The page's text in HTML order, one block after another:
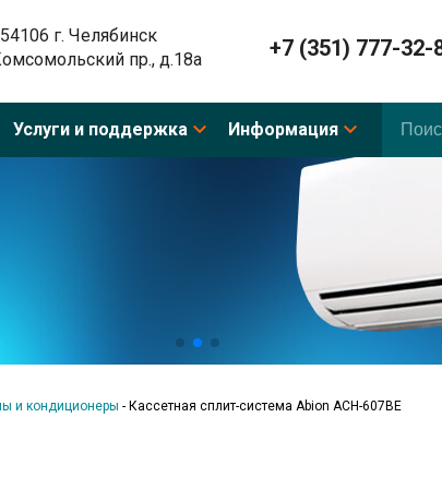
г. Челябинск
пр., д.18а
+7 (351) 777-32-
Услуги и поддержка Информация
и кондиционеры - Кассетная сплит-система Abion ACH-607BE